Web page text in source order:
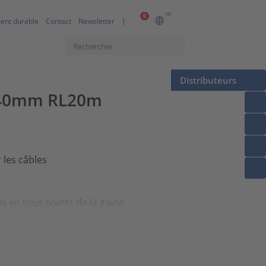
0 FR
durable Contact Newsletter
Distributeurs
RL20m
câbles
en tous points de la gaine